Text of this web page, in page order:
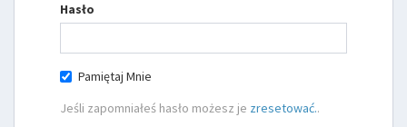
Hasło
Pamiętaj Mnie
Jeśli zapomniałeś hasło możesz je zresetować..